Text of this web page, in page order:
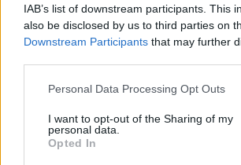
IAB’s list of downstream participants. This
also be disclosed by us to third parties on
Downstream Participants that may further
Personal Data Processing Opt Outs
I want to opt-out of the Sharing of my
personal data.
Opted In
bequem mit der Person vor Ihrer
Fernöffnen von Toren oder
Mobiltelefon.
Ferne.